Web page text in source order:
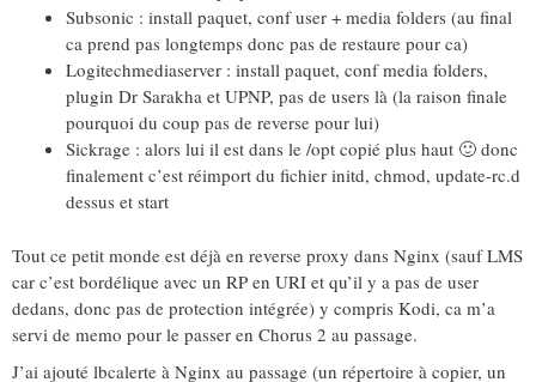
Subsonic : install paquet, conf user + media folders (au final
ca prend pas longtemps donc pas de restaure pour ca)
Logitechmediaserver : install paquet, conf media folders,
plugin Dr Sarakha et UPNP, pas de users là (la raison finale
pourquoi du coup pas de reverse pour lui)
Sickrage : alors lui il est dans le /opt copié plus haut 🙂 donc
finalement c’est réimport du fichier initd, chmod, update-rc.d
dessus et start
Tout ce petit monde est déjà en reverse proxy dans Nginx (sauf LMS
car c’est bordélique avec un RP en URI et qu’il y a pas de user
dedans, donc pas de protection intégrée) y compris Kodi, ca m’a
servi de memo pour le passer en Chorus 2 au passage.
J’ai ajouté lbcalerte à Nginx au passage (un répertoire à copier, un